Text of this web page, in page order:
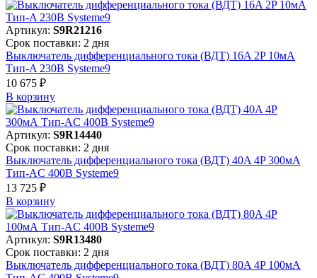
Артикул: S9R21216
Срок поставки: 2 дня
Выключатель дифференциального тока (ВДТ) 16A 2P 10мА
Тип-A 230В Systeme9
10 675 ₽
В корзинy
Артикул: S9R14440
Срок поставки: 2 дня
Выключатель дифференциального тока (ВДТ) 40A 4P 300мА
Тип-AC 400В Systeme9
13 725 ₽
В корзинy
Артикул: S9R13480
Срок поставки: 2 дня
Выключатель дифференциального тока (ВДТ) 80A 4P 100мА